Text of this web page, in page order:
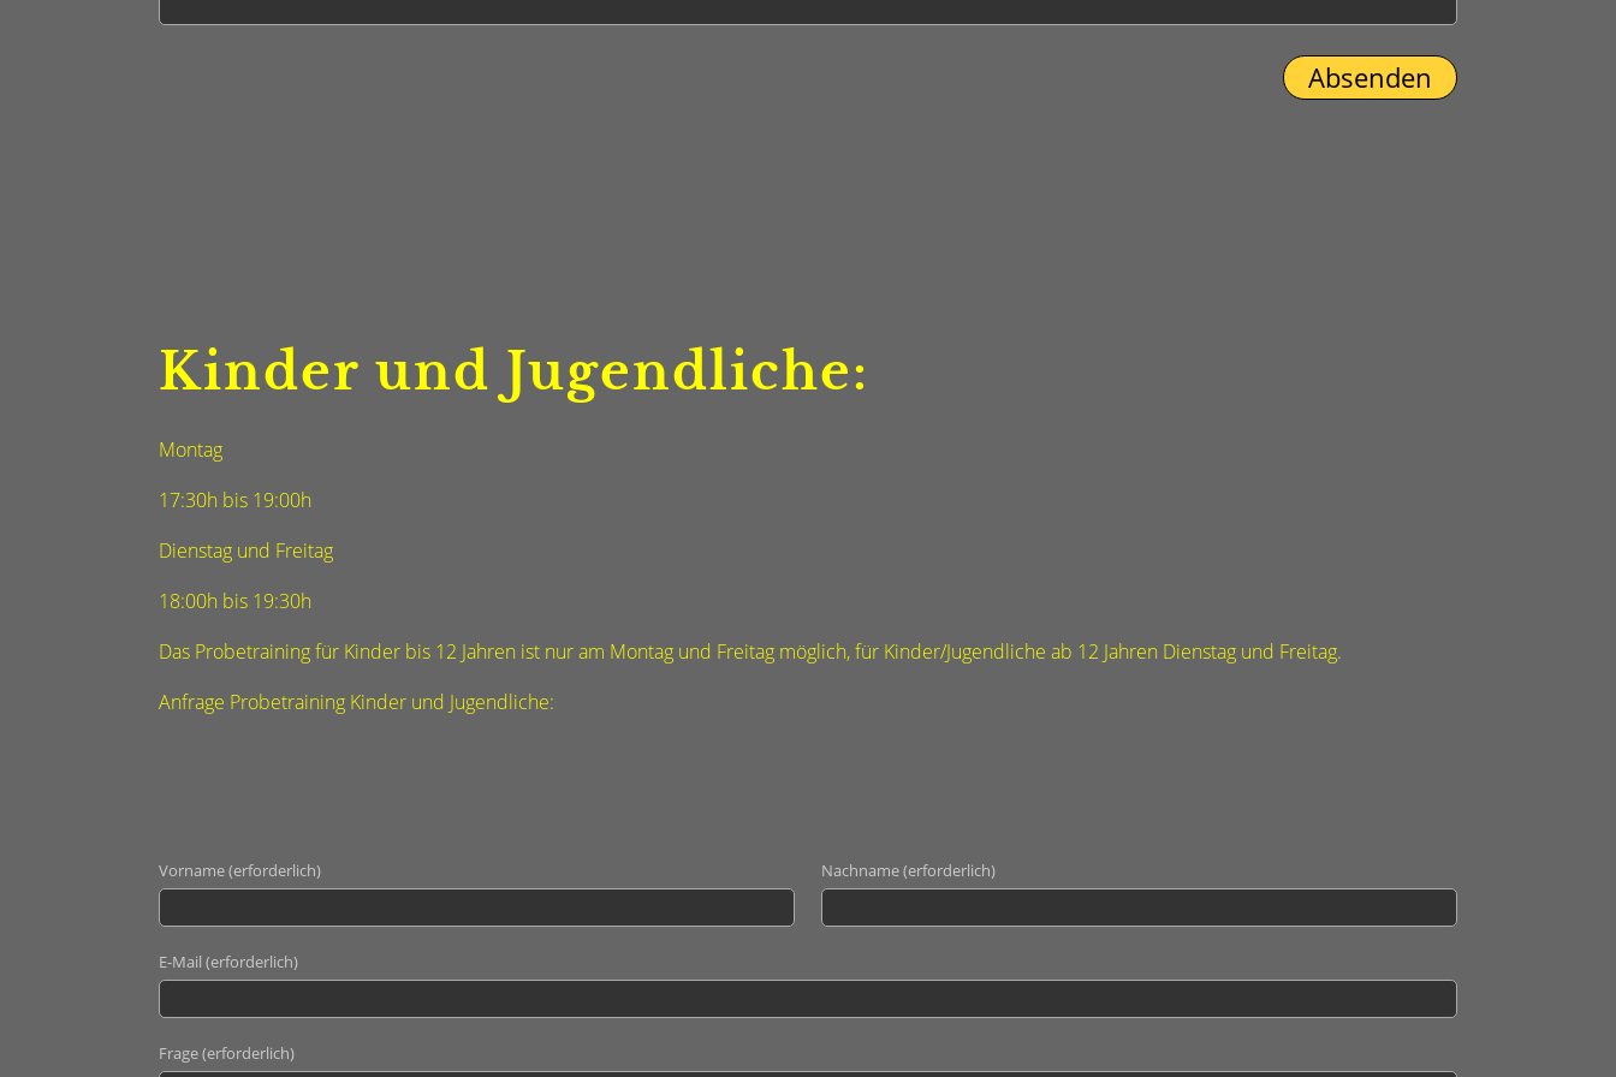
Kinder und Jugendliche:
Montag
17:30h bis 19:00h
Dienstag und Freitag
18:00h bis 19:30h
Das Probetraining für Kinder bis 12 Jahren ist nur am Montag und Freitag möglich, für Kinder/Jugendliche ab 12 Jahren Dienstag und Freitag.
Anfrage Probetraining Kinder und Jugendliche:
Vorname (erforderlich) Nachname (erforderlich)
E-Mail (erforderlich)
Frage (erforderlich)